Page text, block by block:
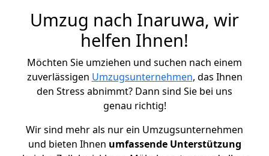
Umzug nach Inaruwa, wir
helfen Ihnen!
Möchten Sie umziehen und suchen nach einem
zuverlässigen Umzugsunternehmen, das Ihnen
den Stress abnimmt? Dann sind Sie bei uns
genau richtig!
Wir sind mehr als nur ein Umzugsunternehmen
und bieten Ihnen umfassende Unterstützung